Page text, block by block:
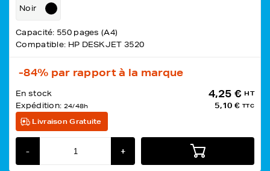
Noir
Capacité: 550 pages (A4)
Compatible: HP DESKJET 3520
-84% par rapport à la marque
En stock
Expédition: 24/48h
4,25 € HT
5,10 € TTC
Livraison Gratuite
- +